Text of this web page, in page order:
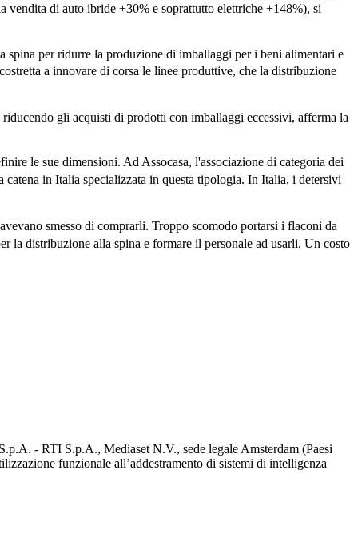
di auto ibride +30% e soprattutto elettriche +148%), si
per ridurre la produzione di imballaggi per i beni alimentari e
a innovare di corsa le linee produttive, che la distribuzione
gli acquisti di prodotti con imballaggi eccessivi, afferma la
le sue dimensioni. Ad Assocasa, l'associazione di categoria dei
in Italia specializzata in questa tipologia. In Italia, i detersivi
smesso di comprarli. Troppo scomodo portarsi i flaconi da
la distribuzione alla spina e formare il personale ad usarli. Un costo
- RTI S.p.A., Mediaset N.V., sede legale Amsterdam (Paesi
funzionale all’addestramento di sistemi di intelligenza